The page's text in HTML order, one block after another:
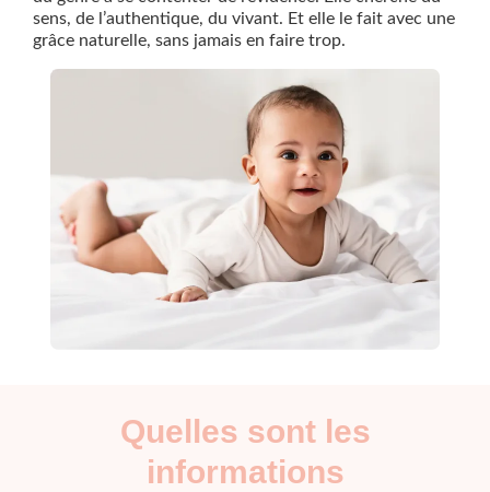
sens, de l’authentique, du vivant. Et elle le fait avec une
grâce naturelle, sans jamais en faire trop.
Quelles sont les
informations